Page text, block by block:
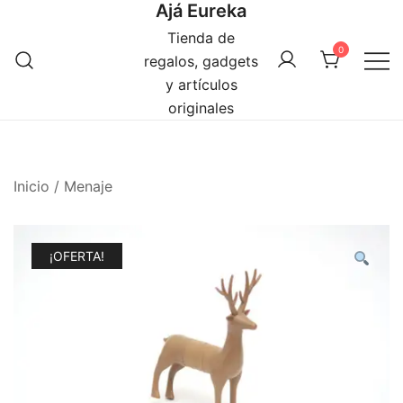
contenido
Ajá Eureka
Tienda de
regalos, gadgets
y artículos
originales
0
Inicio / Menaje
¡OFERTA!